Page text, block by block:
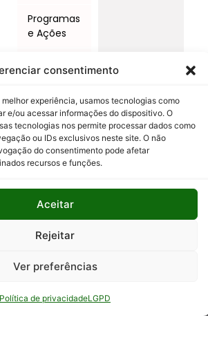
consentimento
experiência, usamos tecnologias como
e/ou acessar informações do dispositivo. O
tecnologias nos permite processar dados como
ou IDs exclusivos neste site. O não
do consentimento pode afetar
recursos e funções.
Aceitar
Rejeitar
Ver preferências
Política de privacidadeLGPD
Programas
e Ações
Relatório
Anual de
da
Auditoria
Interna
Relatório
Serviço de
Informação
ao Cidadão